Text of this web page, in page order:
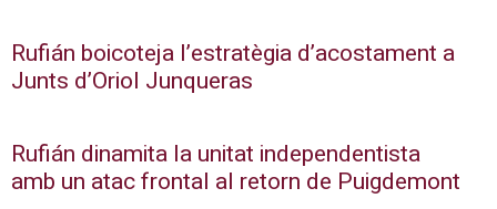
Rufián boicoteja l’estratègia d’acostament a
Junts d’Oriol Junqueras
Rufián dinamita la unitat independentista
amb un atac frontal al retorn de Puigdemont